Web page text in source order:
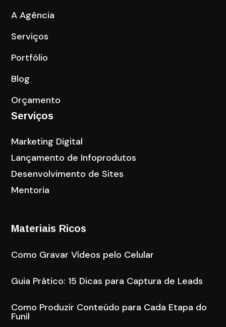
A Agência
Serviços
Portfólio
Blog
Orçamento
Serviços
Marketing Digital
Lançamento de Infoprodutos
Desenvolvimento de Sites
Mentoria
Materiais Ricos
Como Gravar Vídeos pelo Celular
Guia Prático: 15 Dicas para Captura de Leads
Como Produzir Conteúdo para Cada Etapa do
Funil